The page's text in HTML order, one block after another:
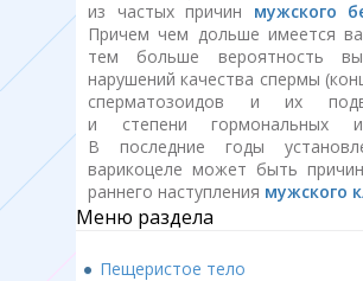
из частых причин мужского
Причем чем дольше имеется
тем больше вероятность
нарушений качества спермы
сперматозоидов и их
и степени гормональных
В последние годы
варикоцеле может быть
раннего наступления мужского
Меню раздела
Пещеристое тело